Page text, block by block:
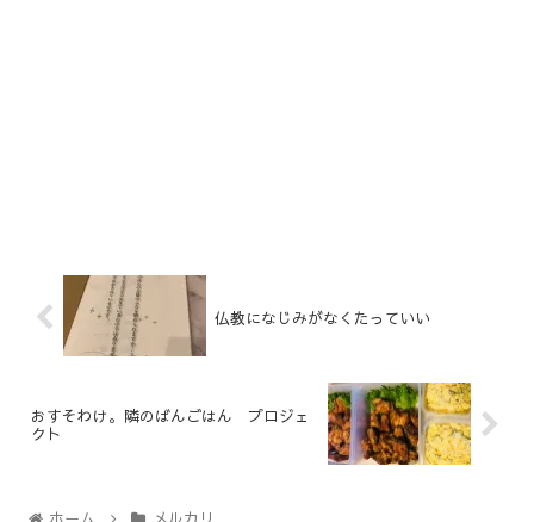
仏教になじみがなくたっていい
おすそわけ。隣のばんごはん プロジェ
クト